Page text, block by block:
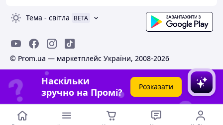
Тема - світла BETA
© Prom.ua — маркетплейс України, 2008-2026
Наскільки
зручно на Промі?
Розказати